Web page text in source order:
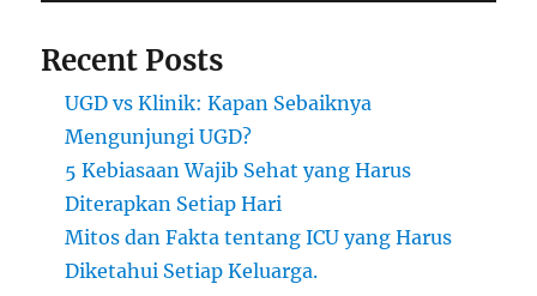
Recent Posts
UGD vs Klinik: Kapan Sebaiknya
Mengunjungi UGD?
5 Kebiasaan Wajib Sehat yang Harus
Diterapkan Setiap Hari
Mitos dan Fakta tentang ICU yang Harus
Diketahui Setiap Keluarga.